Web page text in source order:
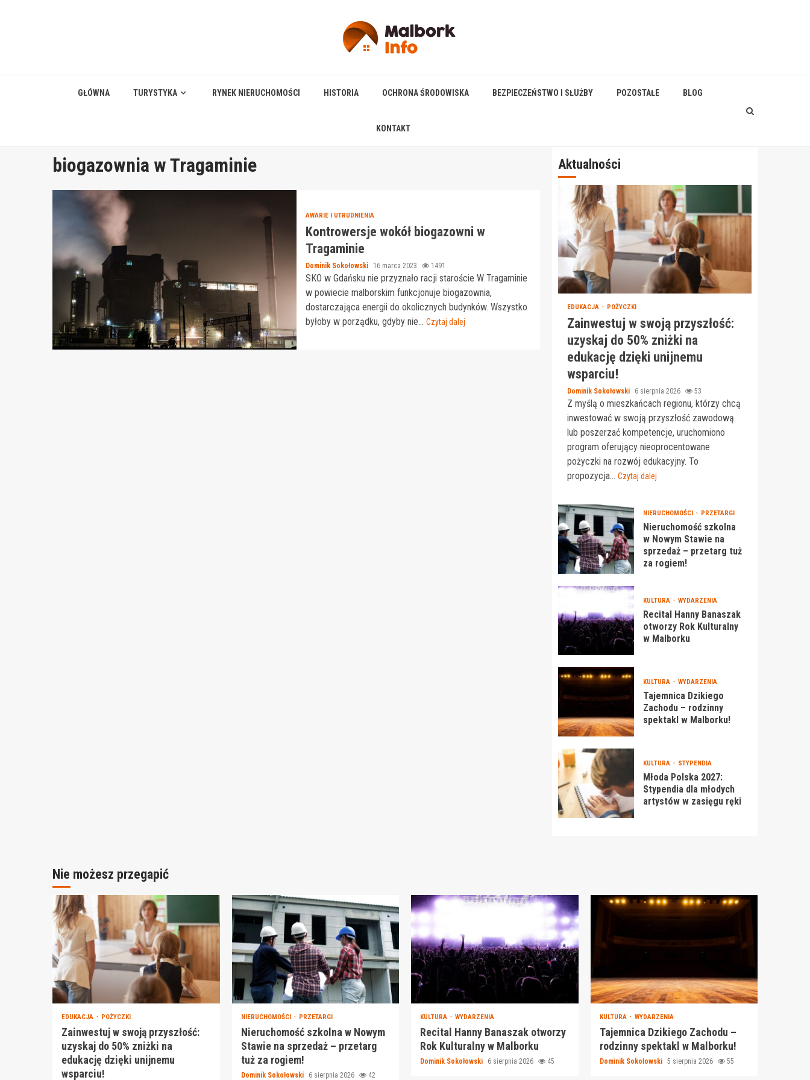
GŁÓWNA TURYSTYKA RYNEK NIERUCHOMOŚCI HISTORIA OCHRONA ŚRODOWISKA BEZPIECZEŃSTWO I SŁUŻBY POZOSTAŁE BLOG
KONTAKT
biogazownia w Tragaminie
AWARIE I UTRUDNIENIA
Kontrowersje wokół biogazowni w
Tragaminie
Dominik Sokołowski 16 marca 2023 1491
SKO w Gdańsku nie przyznało racji staroście W Tragaminie
w powiecie malborskim funkcjonuje biogazownia,
dostarczająca energii do okolicznych budynków. Wszystko
byłoby w porządku, gdyby nie... Czytaj dalej
Aktualności
EDUKACJA POŻYCZKI
Zainwestuj w swoją przyszłość:
uzyskaj do 50% zniżki na
edukację dzięki unijnemu
wsparciu!
Dominik Sokołowski 6 sierpnia 2026 53
Z myślą o mieszkańcach regionu, którzy chcą
inwestować w swoją przyszłość zawodową
lub poszerzać kompetencje, uruchomiono
program oferujący nieoprocentowane
pożyczki na rozwój edukacyjny. To
propozycja... Czytaj dalej
NIERUCHOMOŚCI PRZETARGI
Nieruchomość szkolna
w Nowym Stawie na
sprzedaż – przetarg tuż
za rogiem!
KULTURA WYDARZENIA
Recital Hanny Banaszak
otworzy Rok Kulturalny
w Malborku
KULTURA WYDARZENIA
Tajemnica Dzikiego
Zachodu – rodzinny
spektakl w Malborku!
KULTURA STYPENDIA
Młoda Polska 2027:
Stypendia dla młodych
artystów w zasięgu ręki
Nie możesz przegapić
EDUKACJA POŻYCZKI
Zainwestuj w swoją przyszłość:
uzyskaj do 50% zniżki na
edukację dzięki unijnemu
wsparciu!
NIERUCHOMOŚCI PRZETARGI
Nieruchomość szkolna w Nowym
Stawie na sprzedaż – przetarg
tuż za rogiem!
Dominik Sokołowski 6 sierpnia 2026 42
KULTURA WYDARZENIA
Recital Hanny Banaszak otworzy
Rok Kulturalny w Malborku
Dominik Sokołowski 6 sierpnia 2026 45
KULTURA WYDARZENIA
Tajemnica Dzikiego Zachodu –
rodzinny spektakl w Malborku!
Dominik Sokołowski 5 sierpnia 2026 55